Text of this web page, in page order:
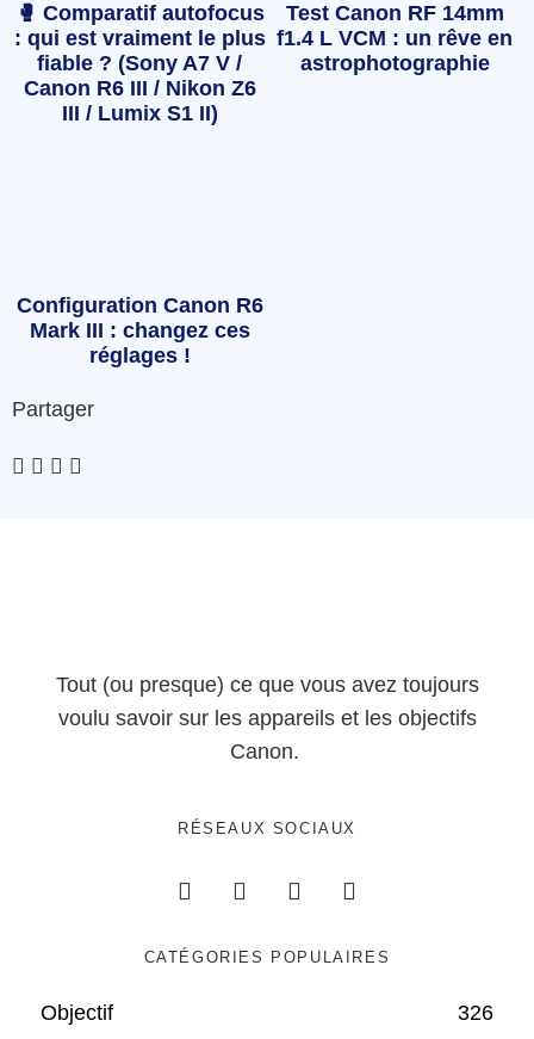
🥊 Comparatif autofocus
: qui est vraiment le plus
fiable ? (Sony A7 V /
Canon R6 III / Nikon Z6
III / Lumix S1 II)
Test Canon RF 14mm
f1.4 L VCM : un rêve en
astrophotographie
Configuration Canon R6
Mark III : changez ces
réglages !
Partager
Tout (ou presque) ce que vous avez toujours
voulu savoir sur les appareils et les objectifs
Canon.
RÉSEAUX SOCIAUX
CATÉGORIES POPULAIRES
Objectif 326